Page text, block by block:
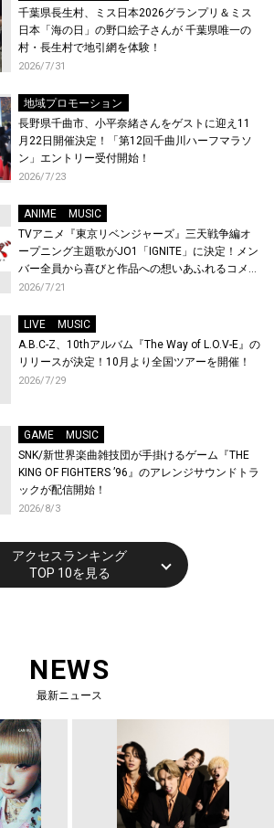
千葉県長生村、ミス日本2026グランプリ＆ミス
日本「海の日」の野口絵子さんが 千葉県唯一の
村・長生村で地引網を体験！
2026/7/31
地域プロモーション
長野県千曲市、小平奈緒さんをゲストに迎え11
月22日開催決定！「第12回千曲川ハーフマラソ
ン」エントリー受付開始！
2026/7/23
ANIME
MUSIC
TVアニメ『東京リベンジャーズ』三天戦争編オ
ープニング主題歌がJO1「IGNITE」に決定！メン
バー全員から喜びと作品への想いあふれるコメン
トが到着！9月に東京・大阪で先行上映会を開
2026/7/21
LIVE
MUSIC
A.B.C-Z、10thアルバム『The Way of L.O.V-E』の
リリースが決定！10月より全国ツアーを開催！
2026/7/29
GAME
MUSIC
SNK/新世界楽曲雑技団が手掛けるゲーム『THE
KING OF FIGHTERS ’96』のアレンジサウンドトラ
ックが配信開始！
2026/8/3
アクセスランキング
TOP 10を見る
NEWS
最新ニュース